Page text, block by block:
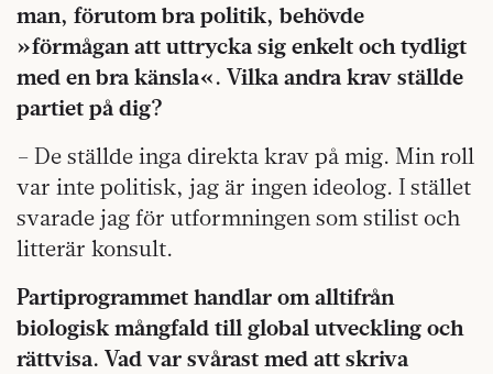
man, förutom bra politik, behövde
»förmågan att uttrycka sig enkelt och tydligt
med en bra känsla«. Vilka andra krav ställde
partiet på dig?
– De ställde inga direkta krav på mig. Min roll
var inte politisk, jag är ingen ideolog. I stället
svarade jag för utformningen som stilist och
litterär konsult.
Partiprogrammet handlar om alltifrån
biologisk mångfald till global utveckling och
rättvisa. Vad var svårast med att skriva